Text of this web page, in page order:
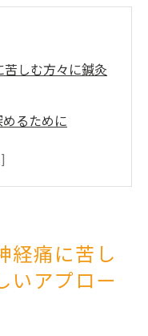
しむ方々に鍼灸
るために
ズム
マイズ治療
果
経痛に苦し
いアプロー